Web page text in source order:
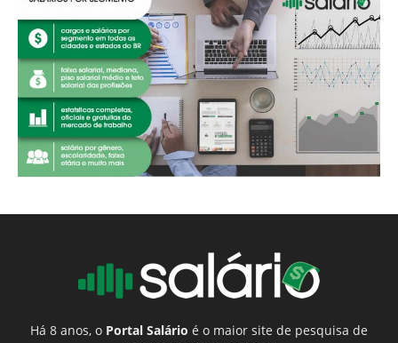
Há 8 anos, o Portal Salário é o maior site de pesquisa de